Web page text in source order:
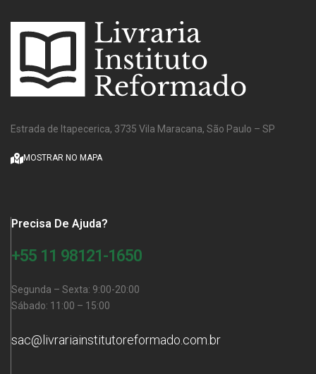
Estrada de Itapecerica, 3735 Vila Maracana, São Paulo – SP
MOSTRAR NO MAPA
Precisa De Ajuda?
+55 11 98121-1650
Segunda – Sexta: 9:00-20:00
Sábado: 11:00 – 15:00
sac@livrariainstitutoreformado.com.br